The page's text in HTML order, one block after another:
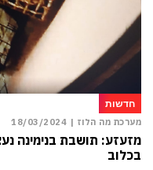
חדשות
מערכת מה הלוז | 18/03/2024
מזעזע: תושבת בנימינה
בכלוב